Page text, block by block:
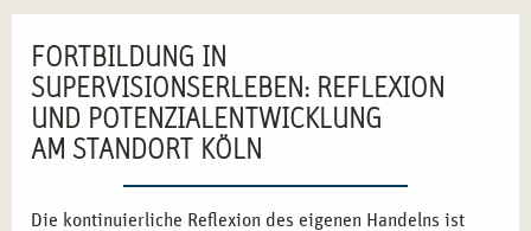
FORTBILDUNG IN
SUPERVISIONSERLEBEN: REFLEXION
UND POTENZIALENTWICKLUNG
AM STANDORT KÖLN
Die kontinuierliche Reflexion des eigenen Handelns ist